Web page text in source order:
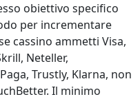
obiettivo specifico
per incrementare
cassino ammetti Visa,
Neteller,
Trustly, Klarna, non
Il minimo